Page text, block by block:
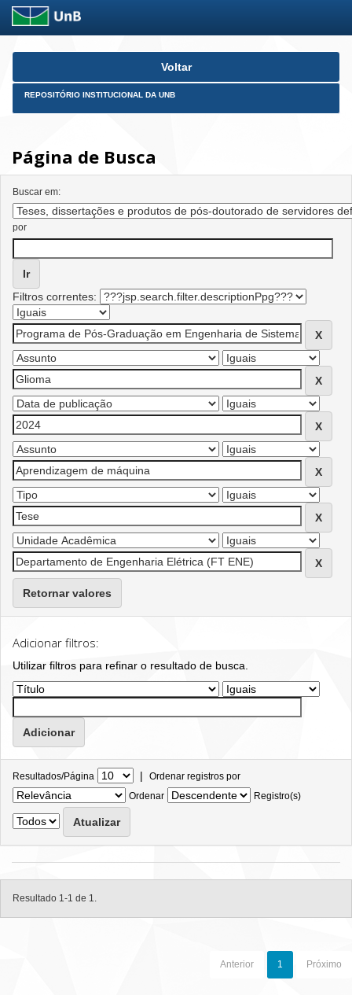
Skip
Voltar
REPOSITÓRIO INSTITUCIONAL DA UNB
Página de Busca
Buscar em:
por
Filtros correntes:
Retornar valores
Adicionar filtros:
Utilizar filtros para refinar o resultado de busca.
Resultados/Página | Ordenar registros por
Ordenar
Registro(s)
Resultado 1-1 de 1.
Anterior 1 Próximo